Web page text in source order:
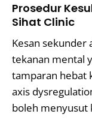
Prosedur
Sihat Clinic
Kesan sekunder
tekanan mental
tamparan hebat
axis
boleh menyusut